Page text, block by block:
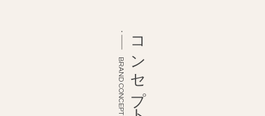
BRAND CONCEPTコンセプト